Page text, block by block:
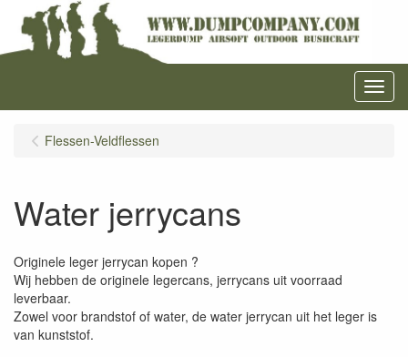
Menu
Flessen-Veldflessen
Water jerrycans
Originele leger jerrycan kopen ?
Wij hebben de originele legercans, jerrycans uit voorraad
leverbaar.
Zowel voor brandstof of water, de water jerrycan uit het leger is
van kunststof.